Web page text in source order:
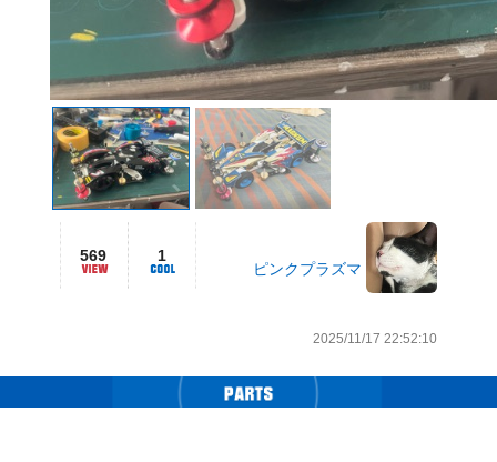
569 1
ピンクプラズマ
2025/11/17 22:52:10